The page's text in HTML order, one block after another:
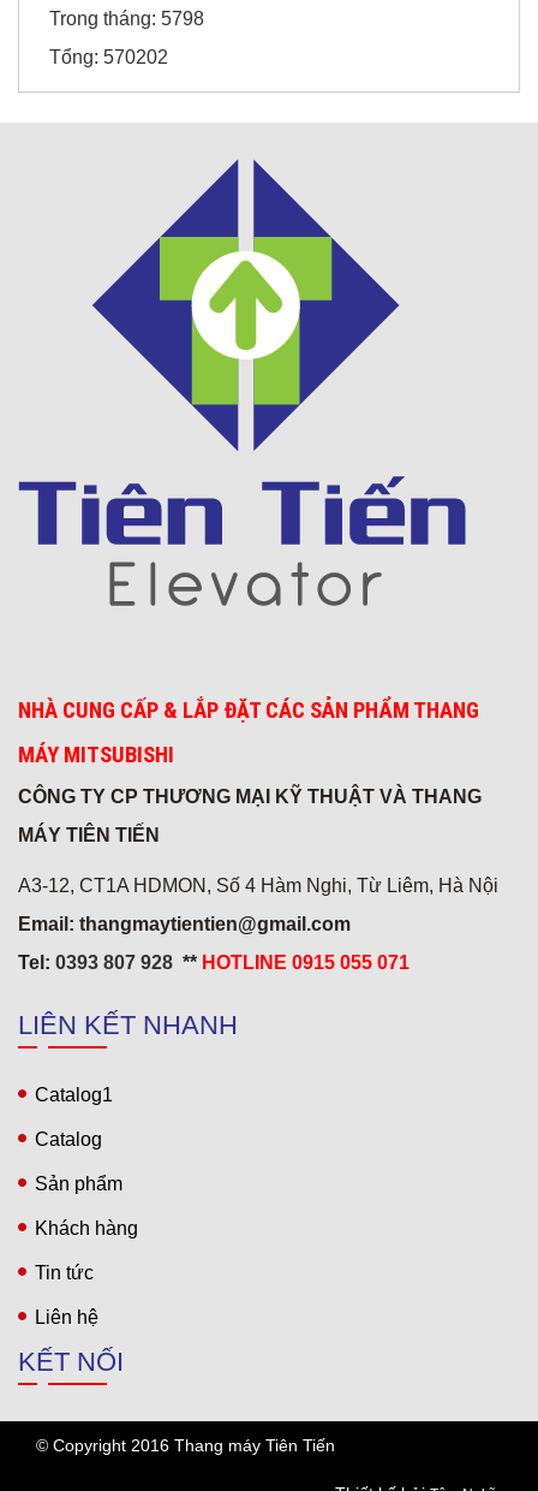
Sunny Hotel - Cao Bằng
Thời trang Torano - Tô Vĩnh Diện
Honda Chí Quyên - Điện Biên
Trong tháng: 5798
Tổng: 570202
NHÀ CUNG CẤP & LẮP ĐẶT CÁC SẢN PHẨM THANG
MÁY MITSUBISHI
CÔNG TY CP THƯƠNG MẠI KỸ THUẬT VÀ THANG
MÁY TIÊN TIẾN
A3-12, CT1A HDMON, Số 4 Hàm Nghi, Từ Liêm, Hà Nội
Email: thangmaytientien@gmail.com
Tel: 0393 807 928 ** HOTLINE 0915 055 071
LIÊN KẾT NHANH
Catalog1
Catalog
Sản phẩm
Khách hàng
Tin tức
Liên hệ
KẾT NỐI
© Copyright 2016 Thang máy Tiên Tiến